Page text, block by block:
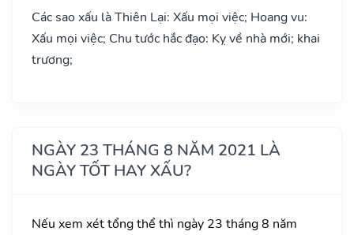
Các sao xấu là Thiên Lại: Xấu mọi việc; Hoang vu:
Xấu mọi việc; Chu tước hắc đạo: Kỵ về nhà mới; khai
trương;
NGÀY 23 THÁNG 8 NĂM 2021 LÀ
NGÀY TỐT HAY XẤU?
Nếu xem xét tổng thể thì ngày 23 tháng 8 năm